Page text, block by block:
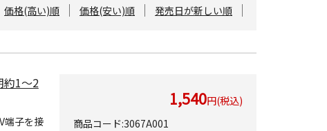
価格(高い)順 価格(安い)順 発売日が新しい順
約1～2
端子を接
1,540円(税込)
商品コード:3067A001